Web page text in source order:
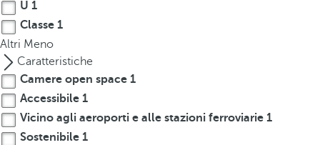
f
i
r
s
t
o
t
U 1
Classe 1
Altri Meno
Caratteristiche
Camere open space 1
Accessibile 1
Vicino agli aeroporti e alle stazioni ferroviarie 1
Sostenibile 1